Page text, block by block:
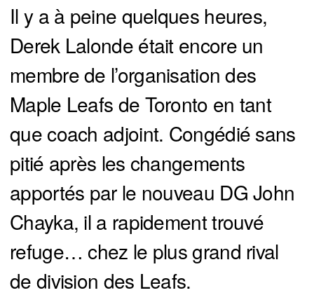
Il y a à peine quelques heures,
Derek Lalonde était encore un
membre de l’organisation des
Maple Leafs de Toronto en tant
que coach adjoint. Congédié sans
pitié après les changements
apportés par le nouveau DG John
Chayka, il a rapidement trouvé
refuge… chez le plus grand rival
de division des Leafs.